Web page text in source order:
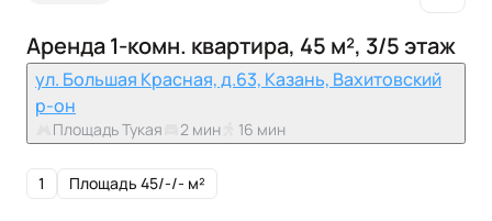
Аренда 1-комн. квартира, 45 м², 3/5 этаж
ул. Большая Красная, д.63, Казань, Вахитовский
р-он
Площадь Тукая 2 мин 16 мин
1 Площадь 45/-/- м²